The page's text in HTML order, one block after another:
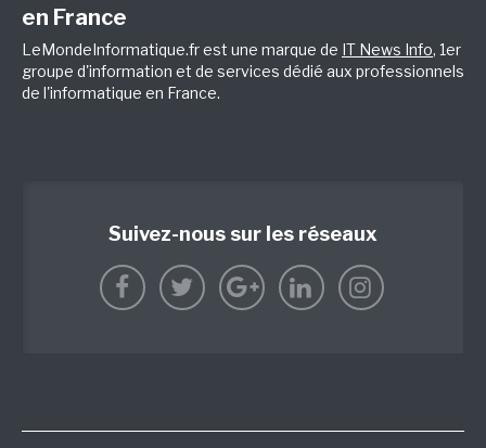
en France
LeMondeInformatique.fr est une marque de IT News Info, 1er
groupe d'information et de services dédié aux professionnels
de l'informatique en France.
Suivez-nous sur les réseaux